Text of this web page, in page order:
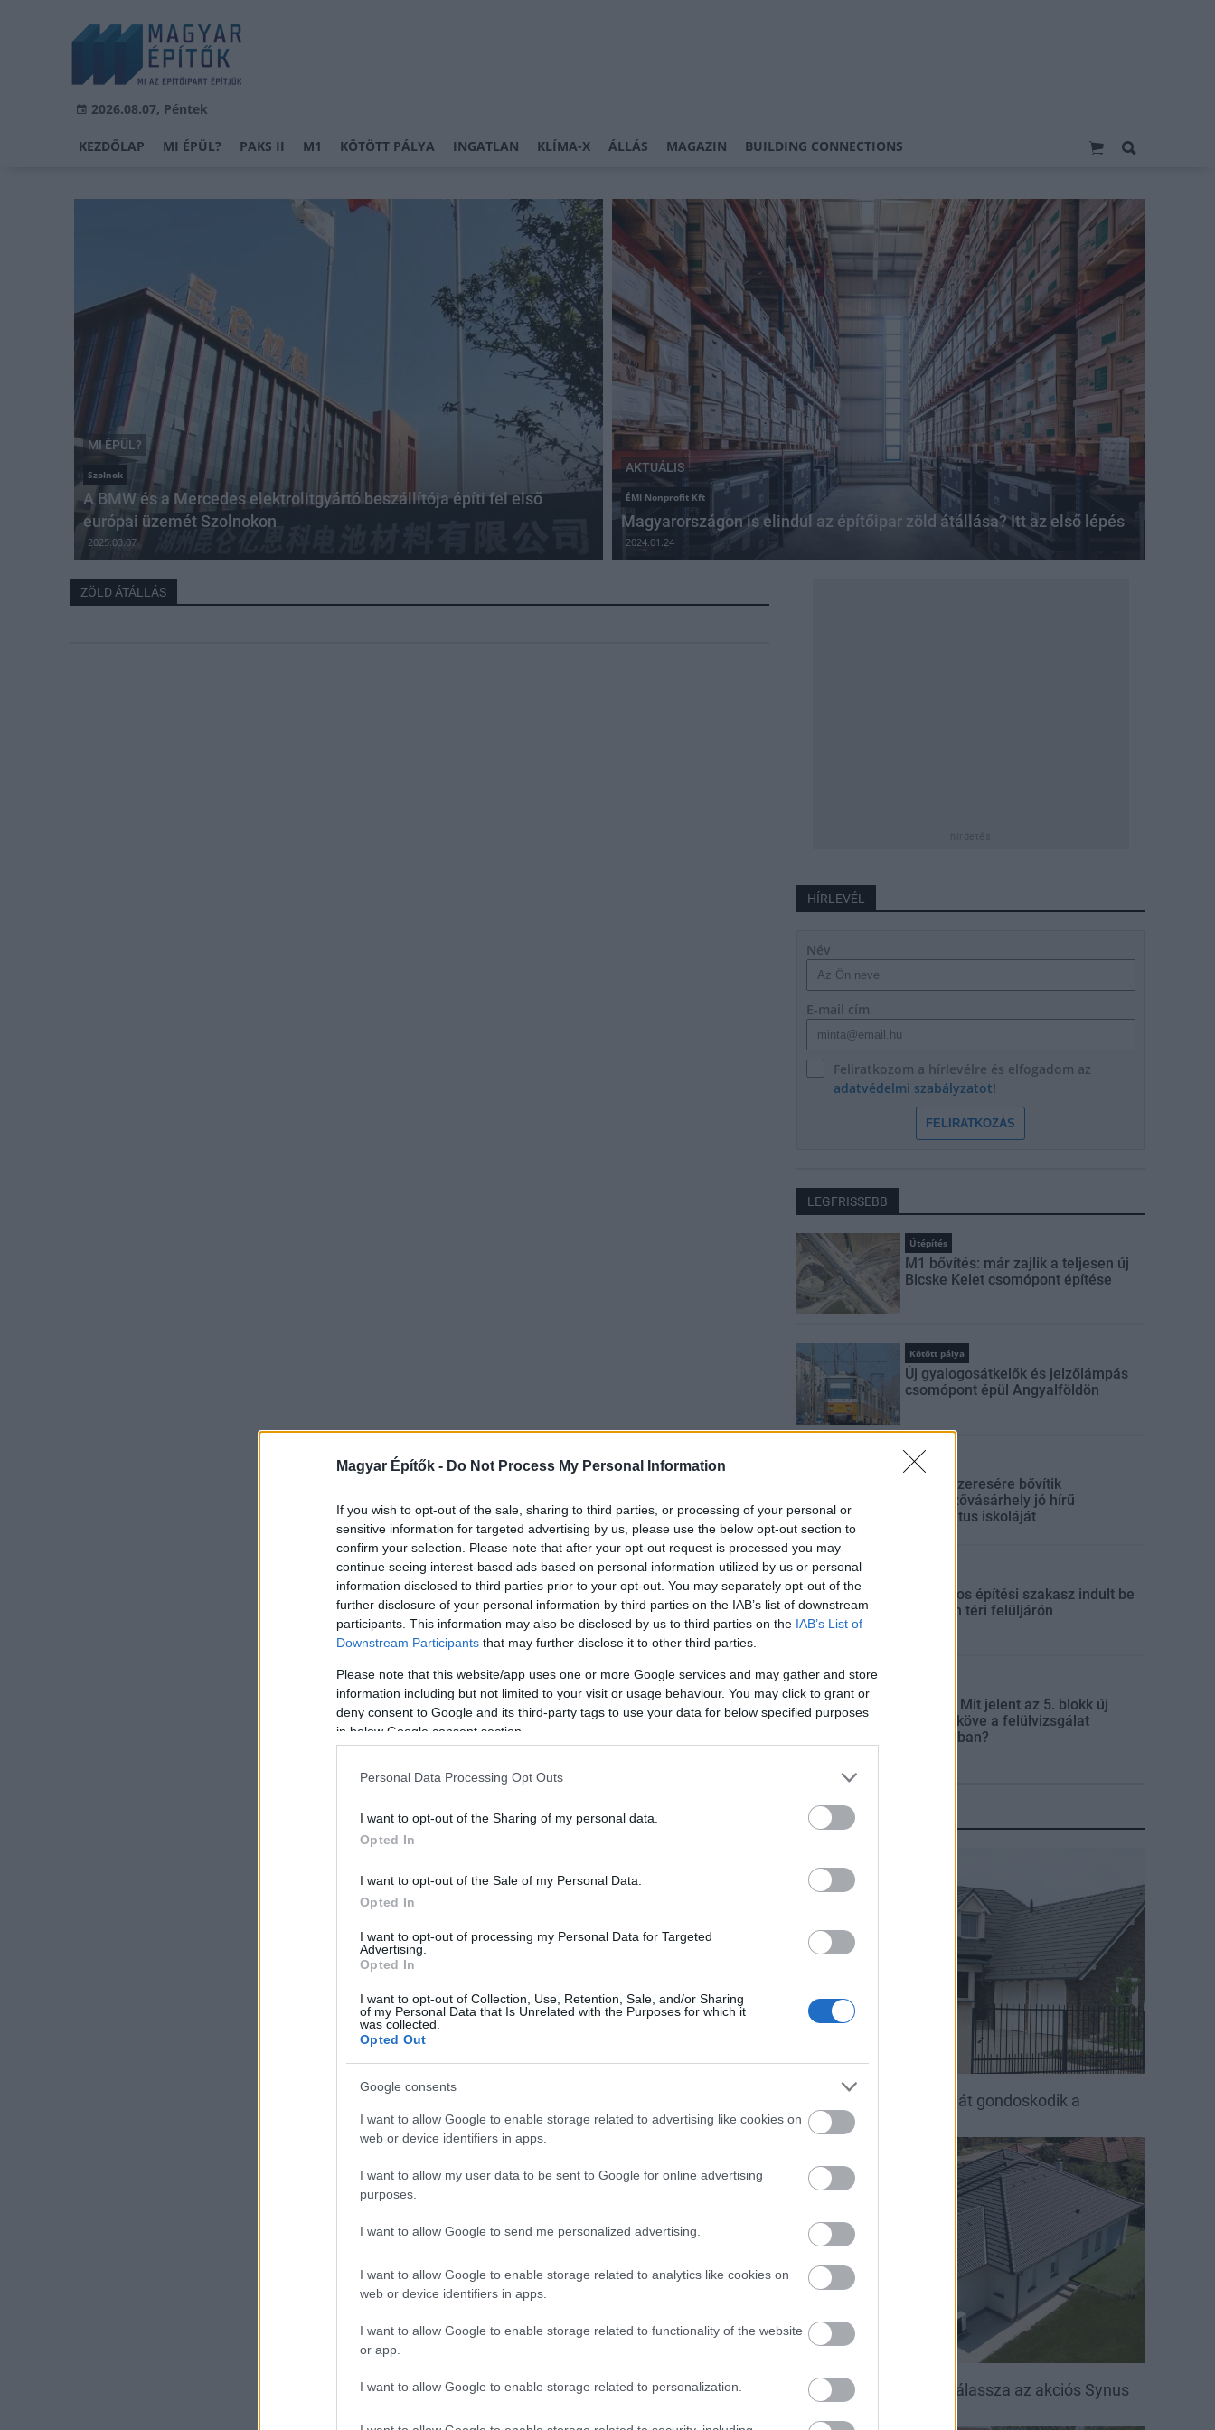
Magyar Építők - Do Not Process My Personal Information
If you wish to opt-out of the sale, sharing to third parties, or processing of your personal or
sensitive information for targeted advertising by us, please use the below opt-out section to
confirm your selection. Please note that after your opt-out request is processed you may
continue seeing interest-based ads based on personal information utilized by us or personal
information disclosed to third parties prior to your opt-out. You may separately opt-out of the
further disclosure of your personal information by third parties on the IAB’s list of downstream
participants. This information may also be disclosed by us to third parties on the IAB’s List of
Downstream Participants that may further disclose it to other third parties.
Please note that this website/app uses one or more Google services and may gather and store
information including but not limited to your visit or usage behaviour. You may click to grant or
deny consent to Google and its third-party tags to use your data for below specified purposes
in below Google consent section.
Personal Data Processing Opt Outs
I want to opt-out of the Sharing of my personal data.
Opted In
I want to opt-out of the Sale of my Personal Data.
Opted In
I want to opt-out of processing my Personal Data for Targeted
Advertising.
Opted In
I want to opt-out of Collection, Use, Retention, Sale, and/or Sharing
of my Personal Data that Is Unrelated with the Purposes for which it
was collected.
Opted Out
Google consents
I want to allow Google to enable storage related to advertising like cookies on
web or device identifiers in apps.
I want to allow my user data to be sent to Google for online advertising
purposes.
I want to allow Google to send me personalized advertising.
I want to allow Google to enable storage related to analytics like cookies on
web or device identifiers in apps.
I want to allow Google to enable storage related to functionality of the website
or app.
I want to allow Google to enable storage related to personalization.
2026.08.07, Péntek
KEZDŐLAP MI ÉPÜL? PAKS II M1 KÖTÖTT PÁLYA INGATLAN KLÍMA-X ÁLLÁS MAGAZIN BUILDING CONNECTIONS
MI ÉPÜL?
Szolnok
A BMW és a Mercedes elektrolitgyártó beszállítója építi fel első
európai üzemét Szolnokon
2025.03.07
AKTUÁLIS
ÉMI Nonprofit Kft
Magyarországon is elindul az építőipar zöld átállása? Itt az első lépés
2024.01.24
ZÖLD ÁTÁLLÁS
HÍRLEVÉL
Név
E-mail cím
Feliratkozom a hírlevélre és elfogadom az
adatvédelmi szabályzatot!
FELIRATKOZÁS
LEGFRISSEBB
Útépítés
M1 bővítés: már zajlik a teljesen új
Bicske Kelet csomópont építése
Kötött pálya
Új gyalogosátkelők és jelzőlámpás
csomópont épül Angyalföldön
Mi épül?
Másfélszeresére bővítik
Hódmezővásárhely jó hírű
református iskoláját
Látványos építési szakasz indult be
a Flórián téri felüljárón
Paks II.: Mit jelent az 5. blokk új
mérföldköve a felülvizsgálat
árnyékában?
KIRAKAT
Tető, ami évtizedeken át gondoskodik a
családról
Döntsön könnyedén: válassza az akciós Synus
tetőcserepet!